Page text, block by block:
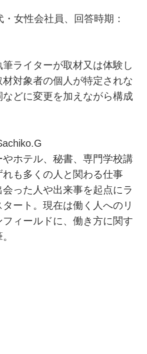
・女性会社員、回答時期：
ライターが取材又は体験し
対象者の個人が特定されな
どに変更を加えながら構成
やホテル、秘書、専門学校講
も多くの人と関わる仕事
った人や出来事を起点にラ
ート。現在は働く人へのリ
ィールドに、働き方に関す